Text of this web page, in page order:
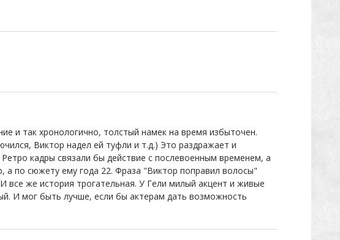
и так хронологично, толстый намек на время избыточен.
Виктор надел ей туфли и т.д.) Это раздражает и
кадры связали бы действие с послевоенным временем, а
а по сюжету ему года 22. Фраза "Виктор поправил волосы"
все же история трогательная. У Гели милый акцент и живые
И мог быть лучше, если бы актерам дать возможность